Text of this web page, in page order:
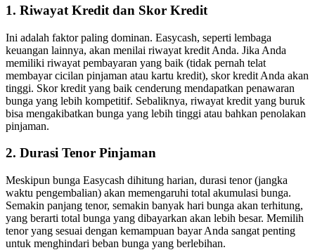
1. Riwayat Kredit dan Skor Kredit
Ini adalah faktor paling dominan. Easycash, seperti lembaga
keuangan lainnya, akan menilai riwayat kredit Anda. Jika Anda
memiliki riwayat pembayaran yang baik (tidak pernah telat
membayar cicilan pinjaman atau kartu kredit), skor kredit Anda akan
tinggi. Skor kredit yang baik cenderung mendapatkan penawaran
bunga yang lebih kompetitif. Sebaliknya, riwayat kredit yang buruk
bisa mengakibatkan bunga yang lebih tinggi atau bahkan penolakan
pinjaman.
2. Durasi Tenor Pinjaman
Meskipun bunga Easycash dihitung harian, durasi tenor (jangka
waktu pengembalian) akan memengaruhi total akumulasi bunga.
Semakin panjang tenor, semakin banyak hari bunga akan terhitung,
yang berarti total bunga yang dibayarkan akan lebih besar. Memilih
tenor yang sesuai dengan kemampuan bayar Anda sangat penting
untuk menghindari beban bunga yang berlebihan.